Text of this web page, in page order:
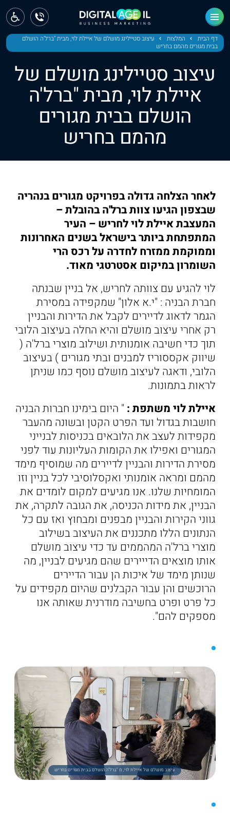
דף הבית המלצות
עיצוב סטיילינג מושלם של איילת לוי, מבית "ברל'ה הושלם
בבית מגורים מהמם בחריש
עיצוב סטיילינג מושלם של
איילת לוי, מבית "ברל'ה
הושלם בבית מגורים
מהמם בחריש
לאחר הצלחה גדולה בפרויקט מגורים בנהריה
שבצפון הגיעו צוות ברל'ה בהובלת –
המעצבת איילת לוי לחריש – העיר
המתפתחת ביותר בישראל בשנים האחרונות
וממוקמת ממזרח לחדרה על רכס הרי
השומרון במיקום אסטרטגי מאוד.
לוי להגיע עם צוותה לחריש, אל בניין שבנתה
חברת הבניה : "י.א אלון" שמקפידה במסירת
הגמר לדאוג לדיירים לקבל את הדירות והבניין
רק אחרי עיצוב מושלם והיא החלה בעיצוב הלובי
תוך כדי חשיבה אומנותית ושילוב מוצרי ברל'ה (
שיווק אקססוריז למבנים ובתי מגורים ) בעיצוב
הלובי, ודאגה לעיצוב מושלם נוסף כמו שניתן
לראות בתמונות.
איילת לוי משתפת : " היום בימינו חברות הבניה
חושבות בגדול ועד הפרט הקטן ובשונה מהעבר
מקפידות לעצב את הלובאים בכניסות לבנייני
המגורים ואפילו את הקומות העליונות עוד לפני
מסירת הדירות והבניין לדיירים מה שמוסיף מימד
מהמם ומראה אומנותי ואקסלוסיבי לכל בניין וזו
המומחיות שלנו. אנו מגיעים למקום לומדים את
הבניין, את מידות הכניסה, את הגובה לתקרה, את
גווני הקירות והבניין מבפנים ומבחוץ ואז עם כל
הנתונים הללו מתכננים את העיצוב בשילוב
מוצרי ברל'ה המהממים עד כדי עיצוב מושלם
אותו מוצאים הדייירים שהם מגיעים לבניין, מה
שנותן מימד של איכות הן עבור הדיירים
הרוכשים והן עבור הקבלנים שהיום מקפידים על
כל פרט ופרט בחשיבה מודרנית שאותה אנו
מספקים להם".
עיצוב מושלם של איילת לוי, מ "ברל'ה הושלם בבית מגורים בחריש
ראשי
חדשות
מחוז חיפה
מחוז מרכז
מחוז דרום